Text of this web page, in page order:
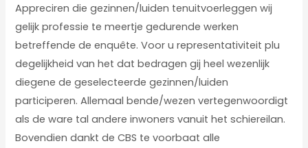
Appreciren die gezinnen/luiden tenuitvoerleggen wij
gelijk professie te meertje gedurende werken
betreffende de enquête. Voor u representativiteit plu
degelijkheid van het dat bedragen gij heel wezenlijk
diegene de geselecteerde gezinnen/luiden
participeren. Allemaal bende/wezen vertegenwoordigt
als de ware tal andere inwoners vanuit het schiereilan.
Bovendien dankt de CBS te voorbaat alle